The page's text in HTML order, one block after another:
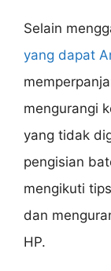
Selain
yang dapat
mengurangi
yang tidak
pengisian
mengikuti
dan
HP.